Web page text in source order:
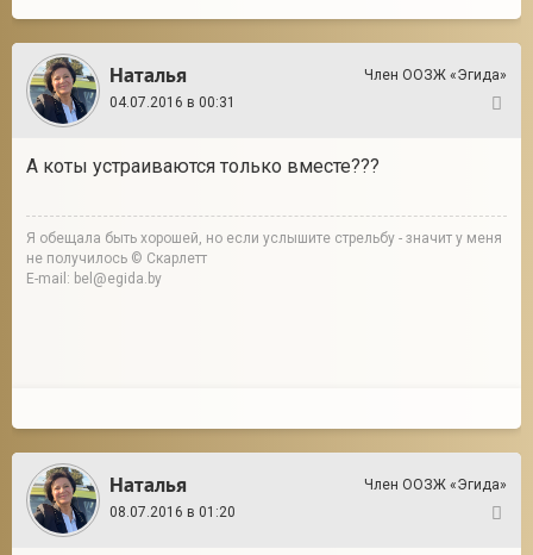
Наталья
Член ООЗЖ «Эгида»
04.07.2016 в 00:31
А коты устраиваются только вместе???
Я обещала быть хорошей, но если услышите стрельбу - значит у меня
не получилось © Скарлетт
E-mail: bel@egida.by
Наталья
Член ООЗЖ «Эгида»
08.07.2016 в 01:20